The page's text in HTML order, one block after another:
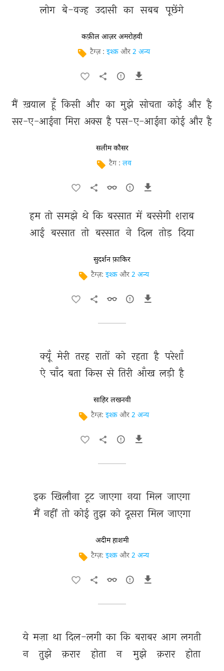
लोग बे-वज्ह उदासी का सबब पूछेंगे
कफ़ील आज़र अमरोहवी
टैग्ज़ : इश्क़ और 2 अन्य
मैं ख़याल हूँ किसी और का मुझे सोचता कोई और है
सर-ए-आईना मिरा अक्स है पस-ए-आईना कोई और है
सलीम कौसर
टैग : लव
हम तो समझे थे कि बरसात में बरसेगी शराब
आई बरसात तो बरसात ने दिल तोड़ दिया
सुदर्शन फ़ाकिर
टैग्ज़: इश्क़ और 2 अन्य
क्यूँ मेरी तरह रातों को रहता है परेशाँ
ऐ चाँद बता किस से तिरी आँख लड़ी है
साहिर लखनवी
टैग्ज़: इश्क़ और 2 अन्य
इक खिलौना टूट जाएगा नया मिल जाएगा
मैं नहीं तो कोई तुझ को दूसरा मिल जाएगा
अदीम हाशमी
टैग्ज़: इश्क़ और 2 अन्य
ये मज़ा था दिल-लगी का कि बराबर आग लगती
न
तुझे क़रार होता न मुझे क़रार होता